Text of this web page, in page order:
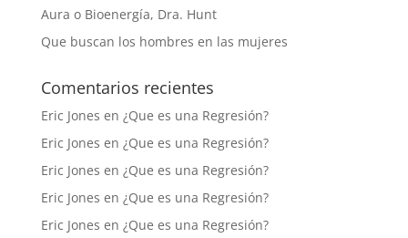
Aura o Bioenergía, Dra. Hunt
Que buscan los hombres en las mujeres
Comentarios recientes
Eric Jones en ¿Que es una Regresión?
Eric Jones en ¿Que es una Regresión?
Eric Jones en ¿Que es una Regresión?
Eric Jones en ¿Que es una Regresión?
Eric Jones en ¿Que es una Regresión?